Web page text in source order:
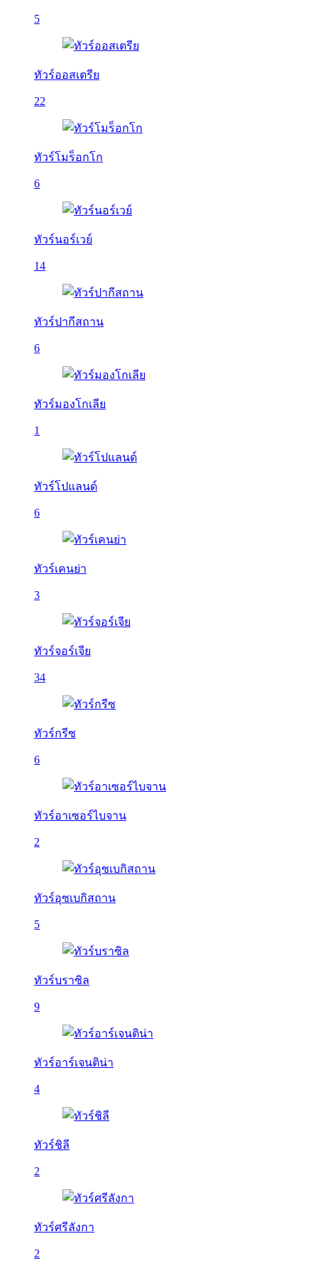
5
ทัวร์ออสเตรีย
22
ทัวร์โมร็อกโก
6
ทัวร์นอร์เวย์
14
ทัวร์ปากีสถาน
6
ทัวร์มองโกเลีย
1
ทัวร์โปแลนด์
6
ทัวร์เคนย่า
3
ทัวร์จอร์เจีย
34
ทัวร์กรีซ
6
ทัวร์อาเซอร์ไบจาน
2
ทัวร์อุซเบกิสถาน
5
ทัวร์บราซิล
9
ทัวร์อาร์เจนติน่า
4
ทัวร์ชิลี
2
ทัวร์ศรีลังกา
2